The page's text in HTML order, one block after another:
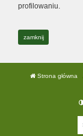
profilowaniu.
zamknij
Strona główna